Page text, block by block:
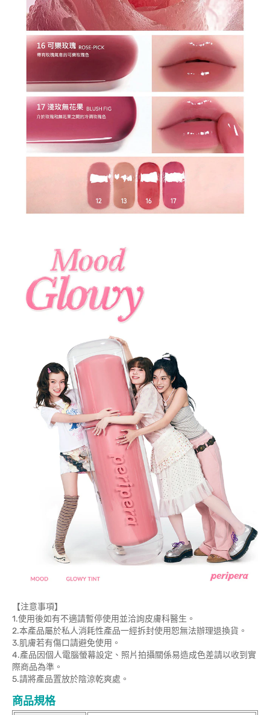
【注意事項】
1.使用後如有不適請暫停使用並洽詢皮膚科醫生。
2.本產品屬於私人消耗性產品一經拆封使用恕無法辦理退換貨。
3.肌膚若有傷口請避免使用。
4.產品因個人電腦螢幕設定、照片拍攝關係易造成色差請以收到實
際商品為準。
5.請將產品置放於陰涼乾爽處。
商品規格